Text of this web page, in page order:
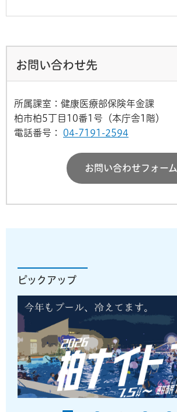
お問い合わせ先
所属課室：健康医療部保険年金課
柏市柏5丁目10番1号（本庁舎1階）
電話番号：
04-7191-2594
お問い合わせフォーム
ピックアップ